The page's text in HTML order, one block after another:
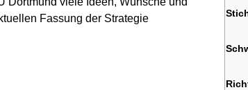
Fassung der Strategie